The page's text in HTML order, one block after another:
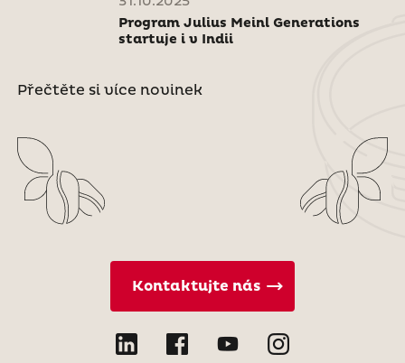
Program Julius Meinl Generations
startuje i v Indii
Přečtěte si více novinek
Kontaktujte nás